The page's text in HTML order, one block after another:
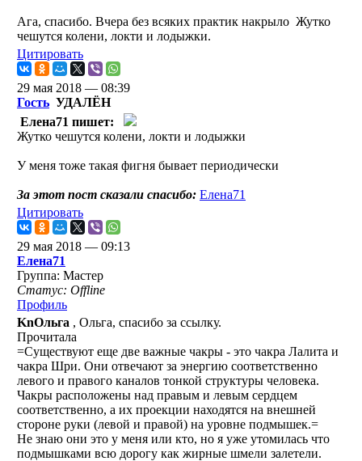
Ага, спасибо. Вчера без всяких практик накрыло Жутко
чешутся колени, локти и лодыжки.
Цитировать
29 мая 2018 — 08:39
Гость УДАЛЁН
Елена71 пишет:
Жутко чешутся колени, локти и лодыжки
У меня тоже такая фигня бывает периодически
За этот пост сказали спасибо: Елена71
Цитировать
29 мая 2018 — 09:13
Елена71
Группа: Мастер
Статус: Offline
Профиль
KnОльга , Ольга, спасибо за ссылку.
Прочитала
=Существуют еще две важные чакры - это чакра Лалита и
чакра Шри. Они отвечают за энергию соответственно
левого и правого каналов тонкой структуры человека.
Чакры расположены над правым и левым сердцем
соответственно, а их проекции находятся на внешней
стороне руки (левой и правой) на уровне подмышек.=
Не знаю они это у меня или кто, но я уже утомилась что
подмышками всю дорогу как жирные шмели залетели.